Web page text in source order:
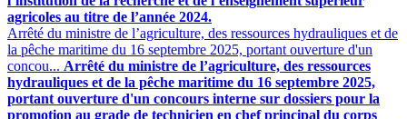
agricoles au titre de l’année 2024.
Arrêté du ministre de l’agriculture, des ressources hydrauliques et de
la pêche maritime du 16 septembre 2025, portant ouverture d'un
concou... Arrêté du ministre de l’agriculture, des ressources
hydrauliques et de la pêche maritime du 16 septembre 2025,
portant ouverture d'un concours interne sur dossiers pour la
promotion au grade de technicien en chef principal du corps